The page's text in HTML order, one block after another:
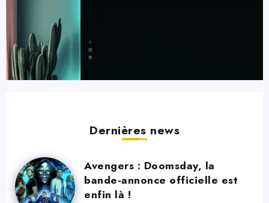
Dernières news
Avengers : Doomsday, la
bande-annonce officielle est
enfin là !